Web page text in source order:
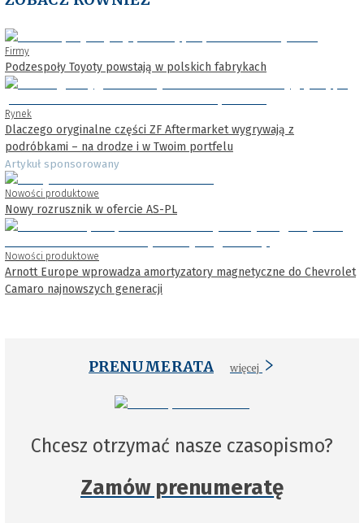
Firmy
Podzespoły Toyoty powstają w polskich fabrykach
Rynek
Dlaczego oryginalne części ZF Aftermarket wygrywają z
podróbkami – na drodze i w Twoim portfelu
Artykuł sponsorowany
Nowości produktowe
Nowy rozrusznik w ofercie AS-PL
Nowości produktowe
Arnott Europe wprowadza amortyzatory magnetyczne do Chevrolet
Camaro najnowszych generacji
PRENUMERATA więcej
Chcesz otrzymać nasze czasopismo?
Zamów prenumeratę